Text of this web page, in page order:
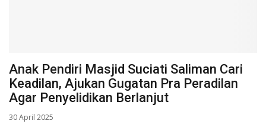
Anak Pendiri Masjid Suciati Saliman Cari
Keadilan, Ajukan Gugatan Pra Peradilan
Agar Penyelidikan Berlanjut
30 April 2025